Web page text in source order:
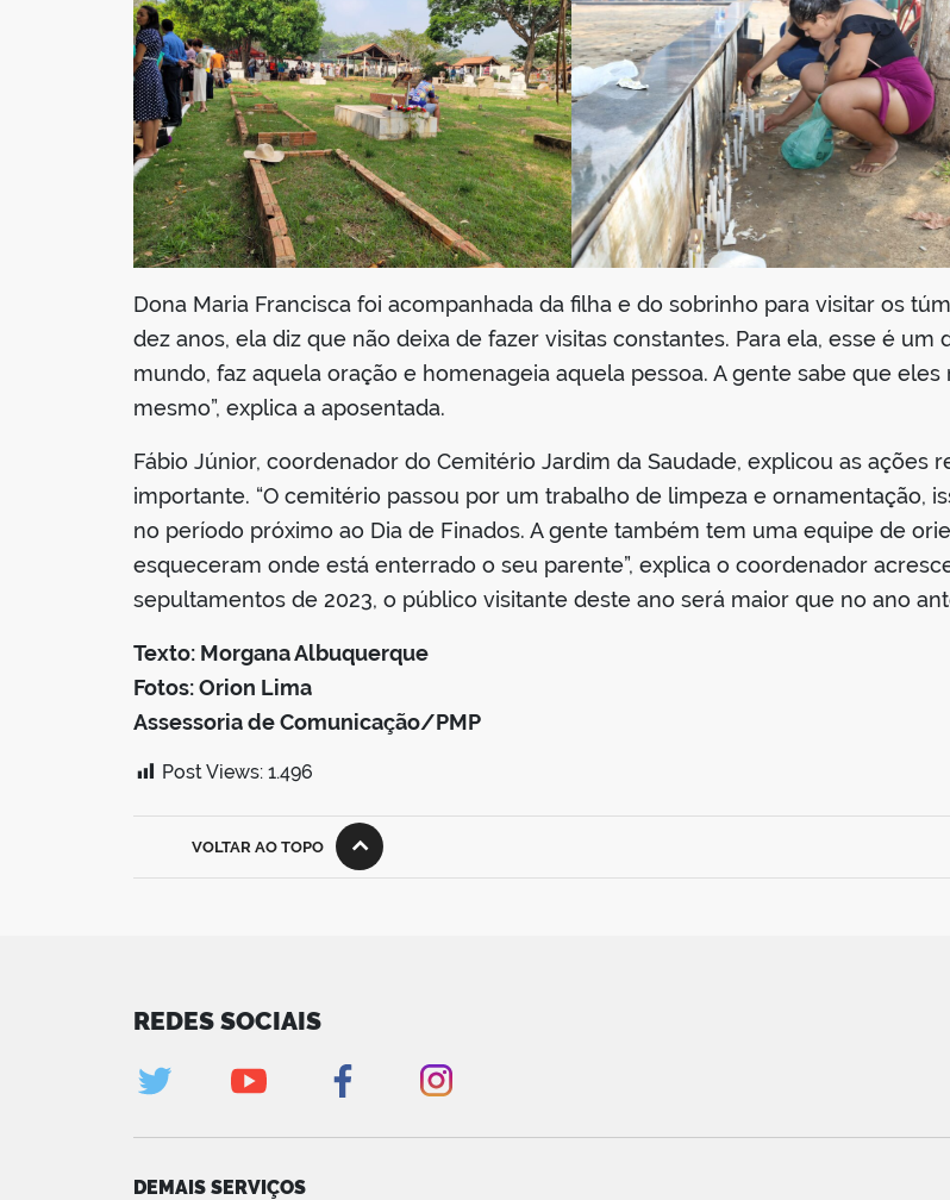
Dona Maria Francisca foi acompanhada da filha e do sobrinho para visitar os
dez anos, ela diz que não deixa de fazer visitas constantes. Para ela, esse é um
mundo, faz aquela oração e homenageia aquela pessoa. A gente sabe que
mesmo”, explica a aposentada.
Fábio Júnior, coordenador do Cemitério Jardim da Saudade, explicou as ações
importante. “O cemitério passou por um trabalho de limpeza e ornamentação,
no período próximo ao Dia de Finados. A gente também tem uma equipe de
esqueceram onde está enterrado o seu parente”, explica o coordenador
sepultamentos de 2023, o público visitante deste ano será maior que no ano
Texto: Morgana Albuquerque
Fotos: Orion Lima
Assessoria de Comunicação/PMP
Post Views: 1.496
VOLTAR AO TOPO
REDES SOCIAIS
DEMAIS SERVIÇOS